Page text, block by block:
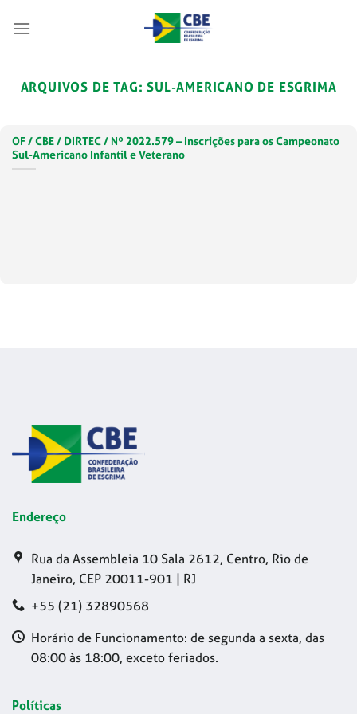
ARQUIVOS DE TAG:SUL-AMERICANO DE ESGRIMA
OF / CBE / DIRTEC / Nº 2022.579 – Inscrições para os Campeonato
Sul-Americano Infantil e Veterano
Endereço
Rua da Assembleia 10 Sala 2612, Centro, Rio de
Janeiro, CEP 20011-901 | RJ
+55 (21) 32890568
Horário de Funcionamento: de segunda a sexta, das
08:00 às 18:00, exceto feriados.
Políticas